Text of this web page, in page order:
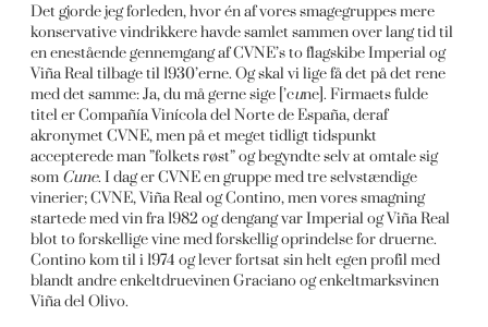
Det gjorde jeg forleden, hvor én af vores smagegruppes mere
konservative vindrikkere havde samlet sammen over lang tid til
en enestående gennemgang af CVNE’s to flagskibe Imperial og
Viña Real tilbage til 1930’erne. Og skal vi lige få det på det rene
med det samme: Ja, du må gerne sige [’cune]. Firmaets fulde
titel er Compañía Vinícola del Norte de España, deraf
akronymet CVNE, men på et meget tidligt tidspunkt
accepterede man ”folkets røst” og begyndte selv at omtale sig
som Cune. I dag er CVNE en gruppe med tre selvstændige
vinerier; CVNE, Viña Real og Contino, men vores smagning
startede med vin fra 1982 og dengang var Imperial og Viña Real
blot to forskellige vine med forskellig oprindelse for druerne.
Contino kom til i 1974 og lever fortsat sin helt egen profil med
blandt andre enkeltdruevinen Graciano og enkeltmarksvinen
Viña del Olivo.